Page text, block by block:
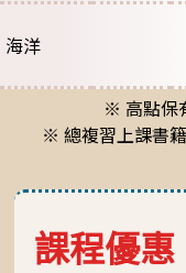
海洋
※ 高點保
※ 總複習上課書
課程優惠